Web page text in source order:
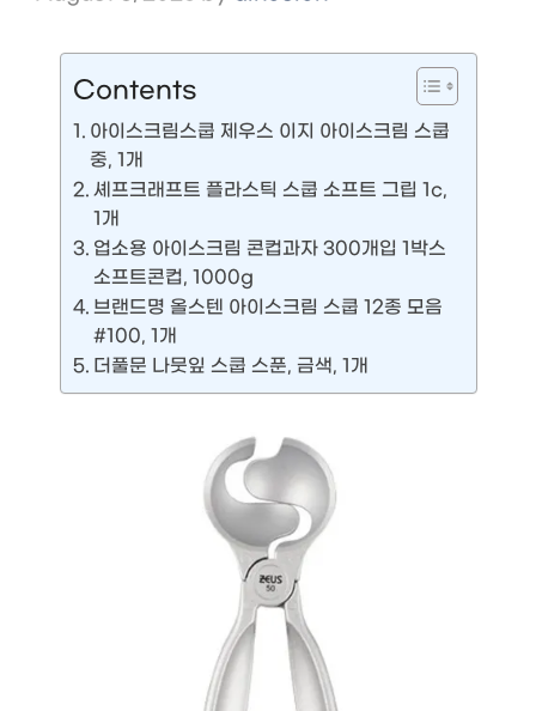
Contents
아이스크림스쿱 제우스 이지 아이스크림 스쿱
중, 1개
셰프크래프트 플라스틱 스쿱 소프트 그립 1c,
1개
업소용 아이스크림 콘컵과자 300개입 1박스
소프트콘컵, 1000g
브랜드명 올스텐 아이스크림 스쿱 12종 모음
#100, 1개
더풀문 나뭇잎 스쿱 스푼, 금색, 1개